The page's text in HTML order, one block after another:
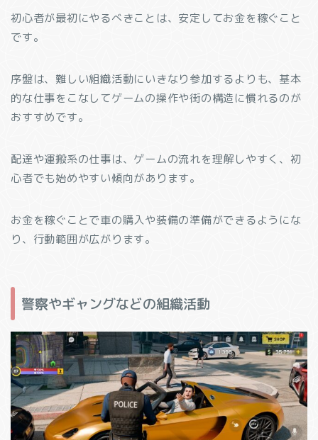
初心者が最初にやるべきことは、安定してお金を稼ぐこと
です。
序盤は、難しい組織活動にいきなり参加するよりも、基本
的な仕事をこなしてゲームの操作や街の構造に慣れるのが
おすすめです。
配達や運搬系の仕事は、ゲームの流れを理解しやすく、初
心者でも始めやすい傾向があります。
お金を稼ぐことで車の購入や装備の準備ができるようにな
り、行動範囲が広がります。
警察やギャングなどの組織活動